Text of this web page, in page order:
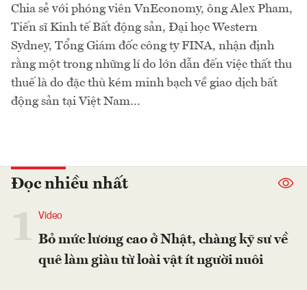
Chia sẻ với phóng viên VnEconomy, ông Alex Pham,
Tiến sĩ Kinh tế Bất động sản, Đại học Western
Sydney, Tổng Giám đốc công ty FINA, nhận định
rằng một trong những lí do lớn dẫn đến việc thất thu
thuế là do đặc thù kém minh bạch về giao dịch bất
động sản tại Việt Nam...
Đọc nhiều nhất
Video
Bỏ mức lương cao ở Nhật, chàng kỹ sư về
quê làm giàu từ loài vật ít người nuôi